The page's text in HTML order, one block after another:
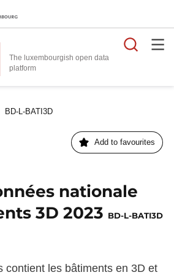
The luxembourgish open data
platform
BD-L-BATI3D
Add to favourites
nationale
3D 2023 BD-L-BATI3D
contient les bâtiments en 3D et